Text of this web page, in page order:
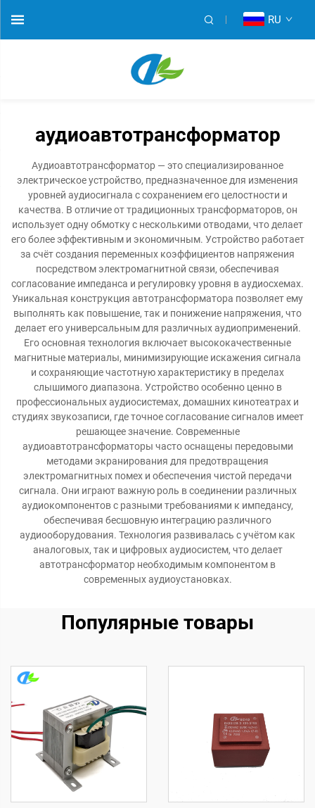
RU
аудиоавтотрансформатор
Аудиоавтотрансформатор — это специализированное
электрическое устройство, предназначенное для изменения
уровней аудиосигнала с сохранением его целостности и
качества. В отличие от традиционных трансформаторов, он
использует одну обмотку с несколькими отводами, что делает
его более эффективным и экономичным. Устройство работает
за счёт создания переменных коэффициентов напряжения
посредством электромагнитной связи, обеспечивая
согласование импеданса и регулировку уровня в аудиосхемах.
Уникальная конструкция автотрансформатора позволяет ему
выполнять как повышение, так и понижение напряжения, что
делает его универсальным для различных аудиоприменений.
Его основная технология включает высококачественные
магнитные материалы, минимизирующие искажения сигнала
и сохраняющие частотную характеристику в пределах
слышимого диапазона. Устройство особенно ценно в
профессиональных аудиосистемах, домашних кинотеатрах и
студиях звукозаписи, где точное согласование сигналов имеет
решающее значение. Современные
аудиоавтотрансформаторы часто оснащены передовыми
методами экранирования для предотвращения
электромагнитных помех и обеспечения чистой передачи
сигнала. Они играют важную роль в соединении различных
аудиокомпонентов с разными требованиями к импедансу,
обеспечивая бесшовную интеграцию различного
аудиооборудования. Технология развивалась с учётом как
аналоговых, так и цифровых аудиосистем, что делает
автотрансформатор необходимым компонентом в
современных аудиоустановках.
Популярные товары